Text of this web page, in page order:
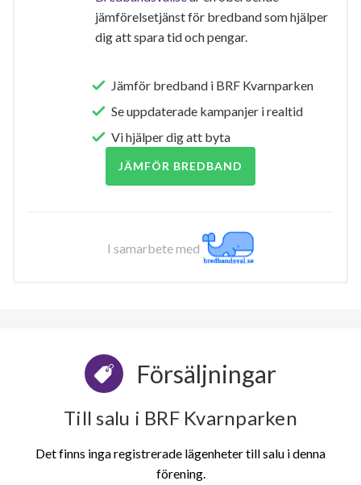
jämförelsetjänst för bredband som hjälper
dig att spara tid och pengar.
Jämför bredband i BRF Kvarnparken
Se uppdaterade kampanjer i realtid
Vi hjälper dig att byta
JÄMFÖR BREDBAND
I samarbete med
Försäljningar
Till salu i BRF Kvarnparken
Det finns inga registrerade lägenheter till salu i denna
förening.